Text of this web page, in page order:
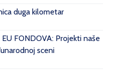
duga kilometar
FONDOVA: Projekti naše
sceni